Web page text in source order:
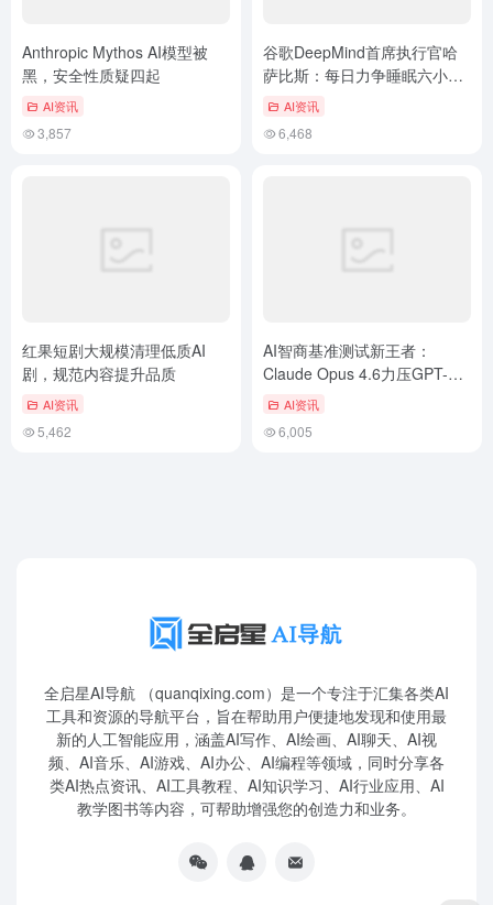
Anthropic Mythos AI模型被
黑，安全性质疑四起
AI资讯
3,857
谷歌DeepMind首席执行官哈
萨比斯：每日力争睡眠六小
时，深夜一点方进入高效状态
AI资讯
6,468
红果短剧大规模清理低质AI
剧，规范内容提升品质
AI资讯
5,462
AI智商基准测试新王者：
Claude Opus 4.6力压GPT-5.2
登顶AI资讯
6,005
全启星AI导航 （quanqixing.com）是一个专注于汇集各类AI
工具和资源的导航平台，旨在帮助用户便捷地发现和使用最
新的人工智能应用，涵盖AI写作、AI绘画、AI聊天、AI视
频、AI音乐、AI游戏、AI办公、AI编程等领域，同时分享各
类AI热点资讯、AI工具教程、AI知识学习、AI行业应用、AI
教学图书等内容，可帮助增强您的创造力和业务。